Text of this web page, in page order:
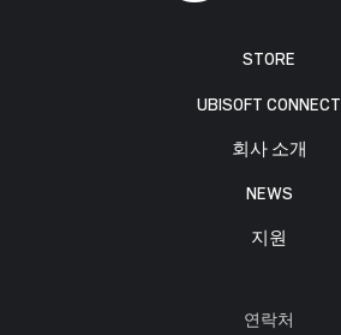
STORE
UBISOFT CONNECT
회사 소개
NEWS
지원
연락처